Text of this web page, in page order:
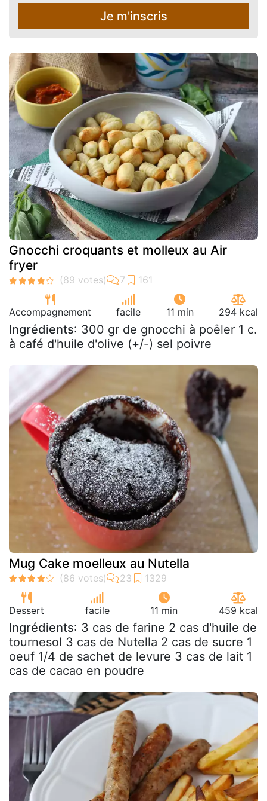
Je m'inscris
Gnocchi croquants et molleux au Air
fryer
Accompagnement facile 11 min 294 kcal
Ingrédients: 300 gr de gnocchi à poêler 1 c.
à café d'huile d'olive (+/-) sel poivre
Mug Cake moelleux au Nutella
Dessert facile 11 min 459 kcal
Ingrédients: 3 cas de farine 2 cas d'huile de
tournesol 3 cas de Nutella 2 cas de sucre 1
oeuf 1/4 de sachet de levure 3 cas de lait 1
cas de cacao en poudre